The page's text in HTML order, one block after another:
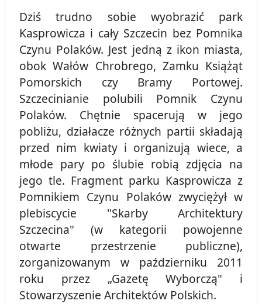
Dziś trudno sobie wyobrazić park
Kasprowicza i cały Szczecin bez Pomnika
Czynu Polaków. Jest jedną z ikon miasta,
obok Wałów Chrobrego, Zamku Książąt
Pomorskich czy Bramy Portowej.
Szczecinianie polubili Pomnik Czynu
Polaków. Chętnie spacerują w jego
pobliżu, działacze różnych partii składają
przed nim kwiaty i organizują wiece, a
młode pary po ślubie robią zdjęcia na
jego tle. Fragment parku Kasprowicza z
Pomnikiem Czynu Polaków zwyciężył w
plebiscycie "Skarby Architektury
Szczecina" (w kategorii powojenne
otwarte przestrzenie publiczne),
zorganizowanym w październiku 2011
roku przez „Gazetę Wyborczą" i
Stowarzyszenie Architektów Polskich.